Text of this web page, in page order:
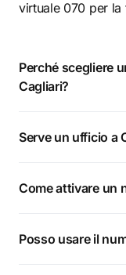
virtuale 070 per la
Perché scegliere
Cagliari?
Serve un ufficio a
Come attivare un
Posso usare il